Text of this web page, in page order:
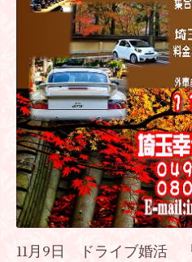
11月9日 ドライブ婚活 『